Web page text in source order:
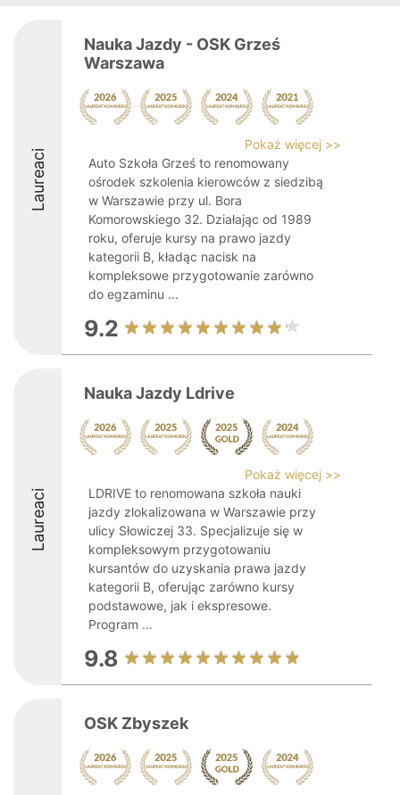
Laureaci
Nauka Jazdy - OSK Grześ
Warszawa
Pokaż więcej >>
Auto Szkoła Grześ to renomowany
ośrodek szkolenia kierowców z siedzibą
w Warszawie przy ul. Bora
Komorowskiego 32. Działając od 1989
roku, oferuje kursy na prawo jazdy
kategorii B, kładąc nacisk na
kompleksowe przygotowanie zarówno
do egzaminu ...
9.2
Laureaci
Nauka Jazdy Ldrive
Pokaż więcej >>
LDRIVE to renomowana szkoła nauki
jazdy zlokalizowana w Warszawie przy
ulicy Słowiczej 33. Specjalizuje się w
kompleksowym przygotowaniu
kursantów do uzyskania prawa jazdy
kategorii B, oferując zarówno kursy
podstawowe, jak i ekspresowe.
Program ...
9.8
OSK Zbyszek